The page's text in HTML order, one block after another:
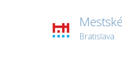
Bratislava